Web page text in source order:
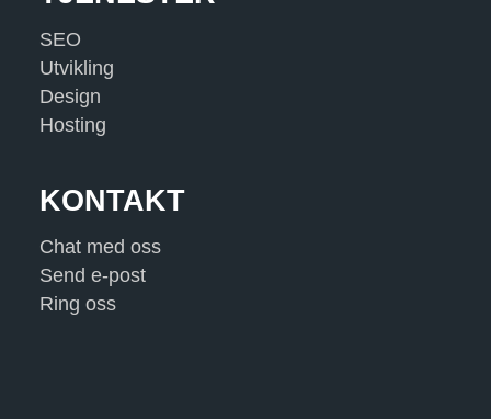
SEO
Utvikling
Design
Hosting
KONTAKT
Chat med oss
Send e-post
Ring oss